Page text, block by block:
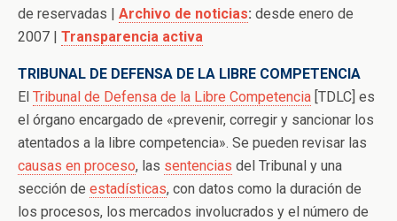
de reservadas | Archivo de noticias: desde enero de
2007 | Transparencia activa
TRIBUNAL DE DEFENSA DE LA LIBRE COMPETENCIA
El Tribunal de Defensa de la Libre Competencia [TDLC] es
el órgano encargado de «prevenir, corregir y sancionar los
atentados a la libre competencia». Se pueden revisar las
causas en proceso, las sentencias del Tribunal y una
sección de estadísticas, con datos como la duración de
los procesos, los mercados involucrados y el número de